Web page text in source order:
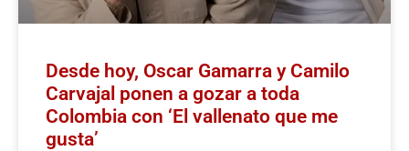
Desde hoy, Oscar Gamarra y Camilo
Carvajal ponen a gozar a toda
Colombia con ‘El vallenato que me
gusta’